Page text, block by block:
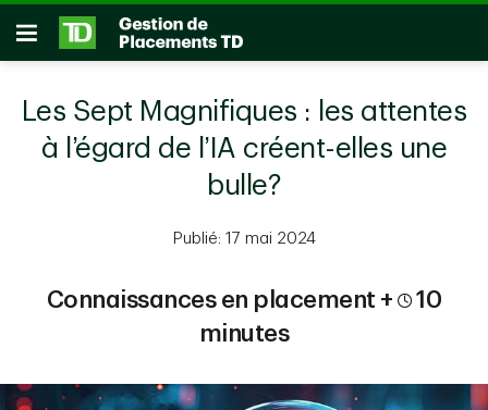
Passer au contenu principal
Ouvrir
Les Sept Magnifiques : les attentes
à l’égard de l’IA créent-elles une
bulle?
Publié: 17 mai 2024
Connaissances en placement + 10
minutes